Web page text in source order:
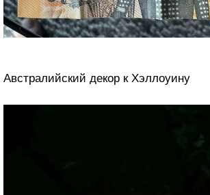
Австралийский декор к Хэллоуину